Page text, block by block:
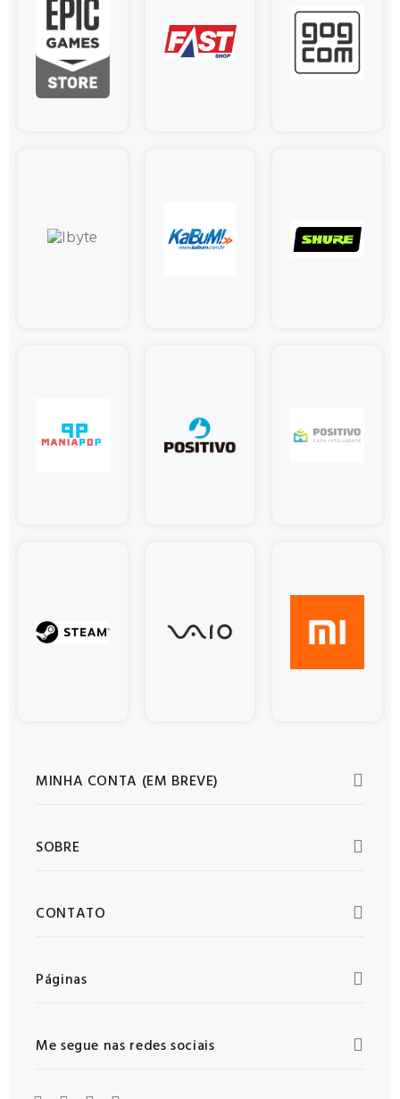
Me segue nas redes sociais
MINHA CONTA (EM BREVE)
SOBRE
CONTATO
Páginas